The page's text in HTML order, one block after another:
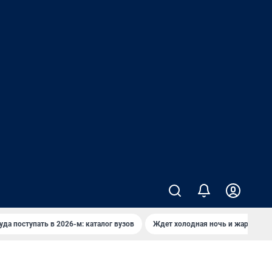
поступать в 2026-м: каталог вузов Ждет холодная ночь и жаркий